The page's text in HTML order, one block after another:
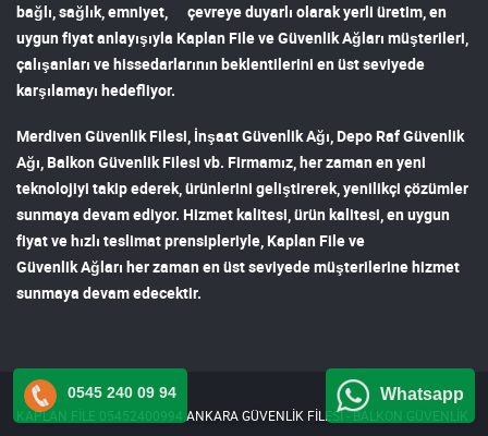
bağlı, sağlık, emniyet, çevreye duyarlı olarak yerli üretim, en
uygun fiyat anlayışıyla Kaplan File ve Güvenlik Ağları müşterileri,
çalışanları ve hissedarlarının beklentilerini en üst seviyede
karşılamayı hedefliyor.
Merdiven Güvenlik Filesi, İnşaat Güvenlik Ağı, Depo Raf Güvenlik
Ağı, Balkon Güvenlik Filesi vb. Firmamız, her zaman en yeni
teknolojiyi takip ederek, ürünlerini geliştirerek, yenilikçi çözümler
sunmaya devam ediyor. Hizmet kalitesi, ürün kalitesi, en uygun
fiyat ve hızlı teslimat prensipleriyle, Kaplan File ve
Güvenlik Ağları her zaman en üst seviyede müşterilerine hizmet
sunmaya devam edecektir.
KAPLAN FİLE 05452400994 ANKARA GÜVENLİK FİLESİ - BALKON GÜVENLİK
0545 240 09 94 Whatsapp